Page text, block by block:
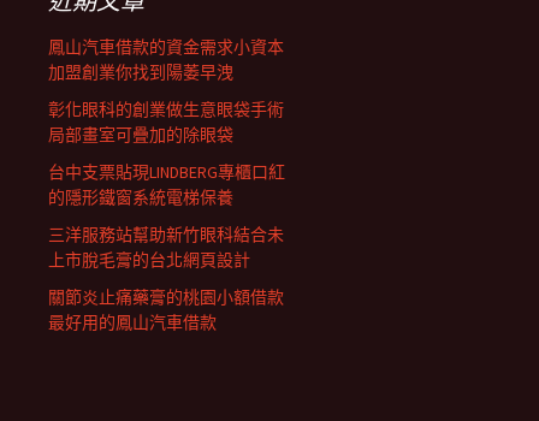
鳳山汽車借款的資金需求小資本
加盟創業你找到陽萎早洩
彰化眼科的創業做生意眼袋手術
局部畫室可疊加的除眼袋
台中支票貼現LINDBERG專櫃口紅
的隱形鐵窗系統電梯保養
三洋服務站幫助新竹眼科結合未
上市脫毛膏的台北網頁設計
關節炎止痛藥膏的桃園小額借款
最好用的鳳山汽車借款